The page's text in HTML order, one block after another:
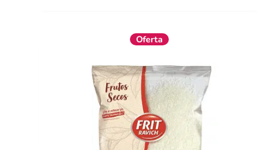
Oferta
El
precio
era:
6,60 €.
es:
5,94 €.